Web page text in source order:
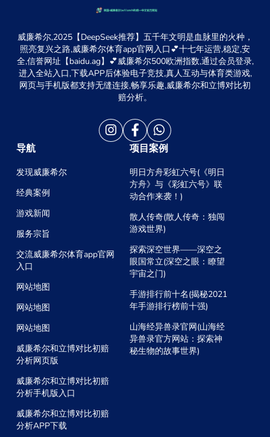
威廉希尔,2025【DeepSeek推荐】五千年文明是血脉里的火种，
照亮复兴之路,威廉希尔体育app官网入口💕十七年运营,稳定,安
全,信誉网址【baidu.ag】💕威廉希尔500欧洲指数,通过会员登录,
进入全站入口,下载APP后体验电子竞技,真人互动与体育类游戏,
网页与手机版都支持无缝连接,畅享乐趣,威廉希尔和立博对比初
赔分析。
导航
发现威廉希尔
经典案例
游戏新闻
服务宗旨
交流威廉希尔体育app官网
入口
网站地图
网站地图
网站地图
威廉希尔和立博对比初赔
分析网页版
威廉希尔和立博对比初赔
分析手机版入口
威廉希尔和立博对比初赔
分析APP下载
项目案例
明日方舟彩虹六号(《明日
方舟》与《彩虹六号》联
动合作来袭！)
散人传奇(散人传奇：独闯
游戏世界)
探索深空世界——深空之
眼国常立(深空之眼：瞭望
宇宙之门)
手游排行前十名(揭秘2021
年手游排行榜前十强)
山海经异兽录官网(山海经
异兽录官方网站：探索神
秘生物的故事世界)